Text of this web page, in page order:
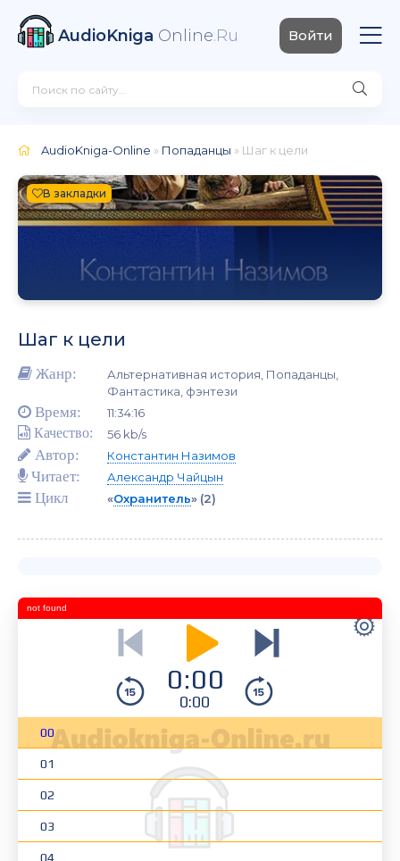
AudioKniga Online.Ru Войти
AudioKniga-Online » Попаданцы » Шаг к цели
В закладки
Шаг к цели
Жанр:
Альтернативная история, Попаданцы,
Фантастика, фэнтези
Время: 11:34:16
Качество: 56 kb/s
Автор: Константин Назимов
Читает: Александр Чайцын
Цикл «Охранитель» (2)
0:00
0:00
00
01
02
03
04
not found